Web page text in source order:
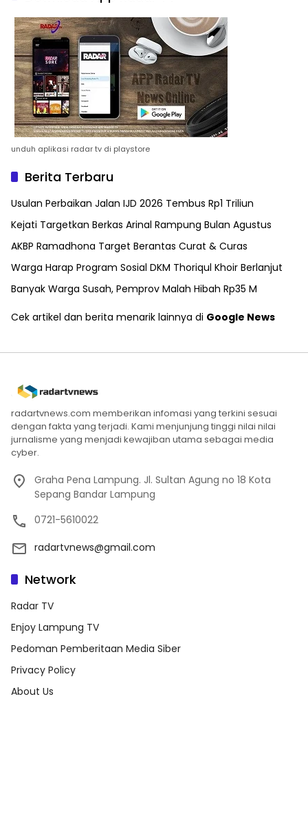
unduh aplikasi radar tv di playstore
Berita Terbaru
Usulan Perbaikan Jalan IJD 2026 Tembus Rp1 Triliun
Kejati Targetkan Berkas Arinal Rampung Bulan Agustus
AKBP Ramadhona Target Berantas Curat & Curas
Warga Harap Program Sosial DKM Thoriqul Khoir Berlanjut
Banyak Warga Susah, Pemprov Malah Hibah Rp35 M
Cek artikel dan berita menarik lainnya di Google News
radartvnews.com memberikan infomasi yang terkini sesuai
dengan fakta yang terjadi. Kami menjunjung tinggi nilai nilai
jurnalisme yang menjadi kewajiban utama sebagai media
cyber.
Graha Pena Lampung. Jl. Sultan Agung no 18 Kota
Sepang Bandar Lampung
0721-5610022
radartvnews@gmail.com
Network
Radar TV
Enjoy Lampung TV
Pedoman Pemberitaan Media Siber
Privacy Policy
About Us